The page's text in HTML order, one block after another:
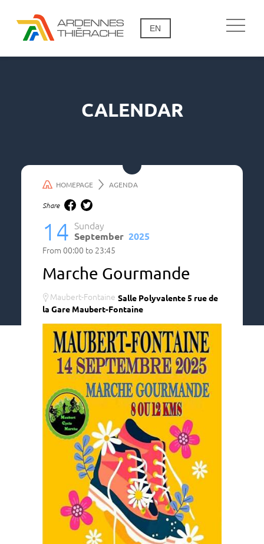
EN
CALENDAR
HOMEPAGE AGENDA
Share
Marche Gourmande
Maubert-Fontaine Salle Polyvalente 5 rue de
la Gare Maubert-Fontaine
Sunday
14 September 2025
From 00:00 to 23:45